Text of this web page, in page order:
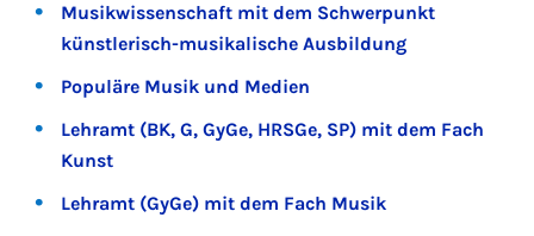
Musikwissenschaft mit dem Schwerpunkt
künstlerisch-musikalische Ausbildung
Populäre Musik und Medien
Lehramt (BK, G, GyGe, HRSGe, SP) mit dem Fach
Kunst
Lehramt (GyGe) mit dem Fach Musik